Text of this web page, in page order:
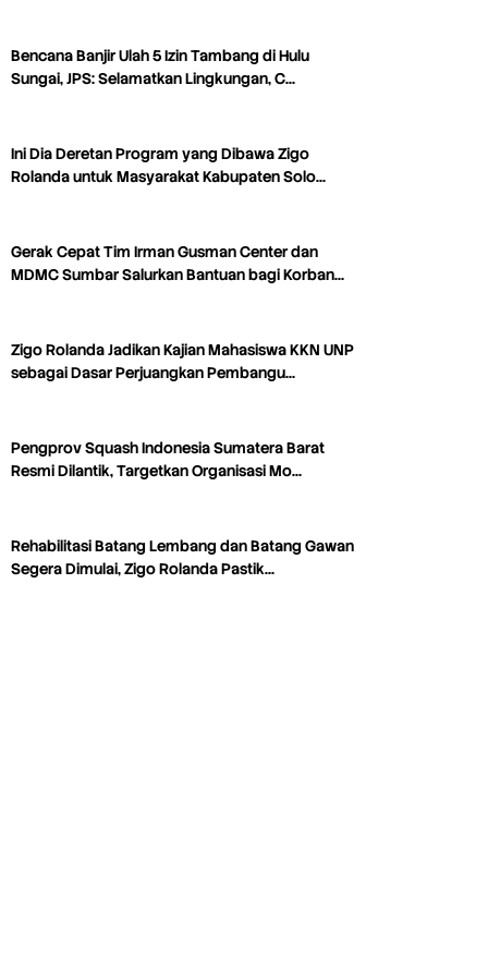
Bencana Banjir Ulah 5 Izin Tambang di Hulu
Sungai, JPS: Selamatkan Lingkungan, C…
Ini Dia Deretan Program yang Dibawa Zigo
Rolanda untuk Masyarakat Kabupaten Solo…
Gerak Cepat Tim Irman Gusman Center dan
MDMC Sumbar Salurkan Bantuan bagi Korban…
Zigo Rolanda Jadikan Kajian Mahasiswa KKN UNP
sebagai Dasar Perjuangkan Pembangu…
Pengprov Squash Indonesia Sumatera Barat
Resmi Dilantik, Targetkan Organisasi Mo…
Rehabilitasi Batang Lembang dan Batang Gawan
Segera Dimulai, Zigo Rolanda Pastik…